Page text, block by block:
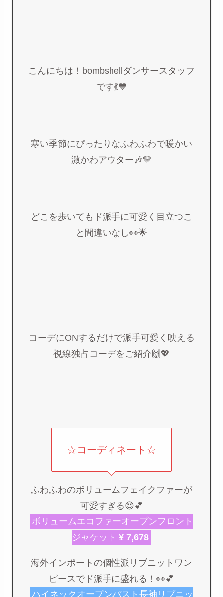
こんにちは！bombshellダンサースタッフ
です💃💙
寒い季節にぴったりなふわふわで暖かい
激かわアウター🎶💛
どこを歩いてもド派手に可愛く目立つこ
と間違いなし👀🌟
コーデにONするだけで派手可愛く映える
視線独占コーデをご紹介🙌💖
☆コーディネート☆
ふわふわのボリュームフェイクファーが
可愛すぎる😍💕
ボリュームエコファーオープンフロント
ジャケット ¥ 7,678
海外インポートの個性派リブニットワン
ピースでド派手に盛れる！👀💕
ハイネックオープンバスト長袖リブニッ